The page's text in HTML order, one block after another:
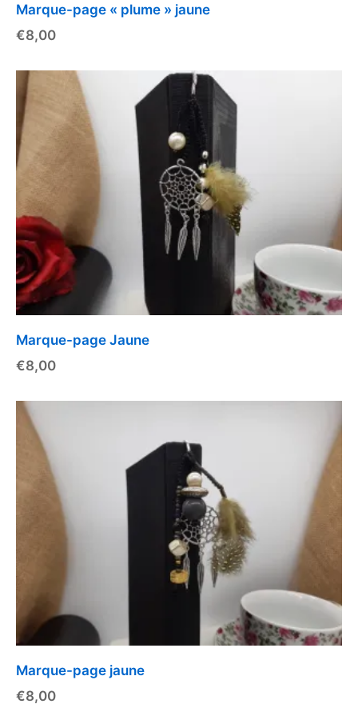
Marque-page « plume » jaune
€8,00
Marque-page Jaune
€8,00
Marque-page jaune
€8,00